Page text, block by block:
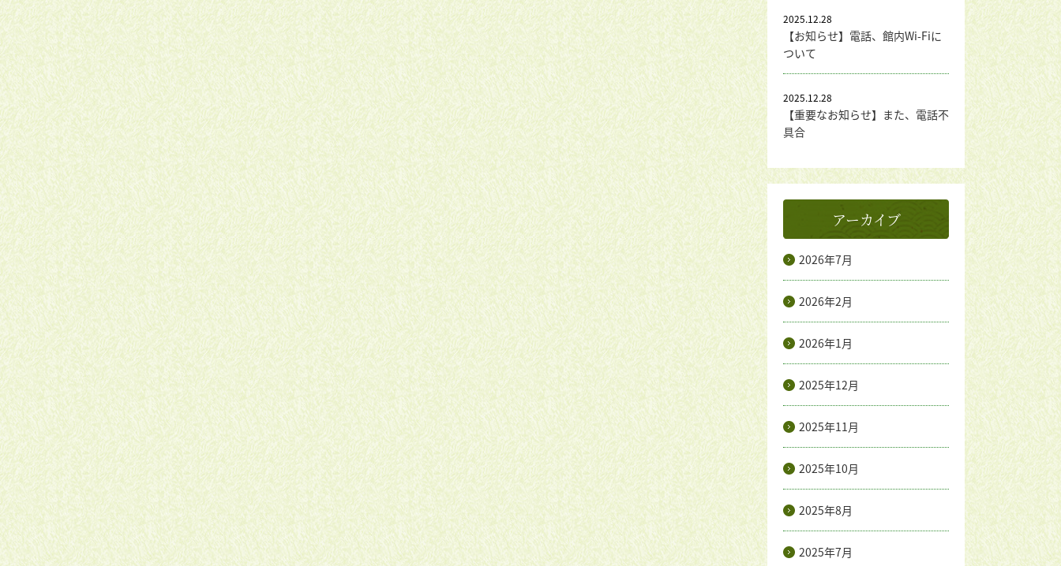
【お知らせ】電話、館内Wi-Fiに
ついて
2025.12.28
【重要なお知らせ】また、電話不
具合
2025.12.28
アーカイブ
2026年7月
2026年2月
2026年1月
2025年12月
2025年11月
2025年10月
2025年8月
2025年7月